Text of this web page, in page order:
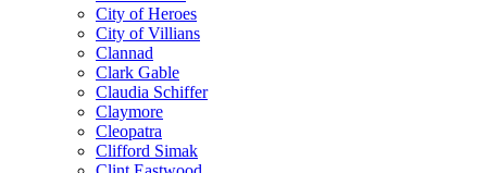
City of Heroes
City of Villians
Clannad
Clark Gable
Claudia Schiffer
Claymore
Cleopatra
Clifford Simak